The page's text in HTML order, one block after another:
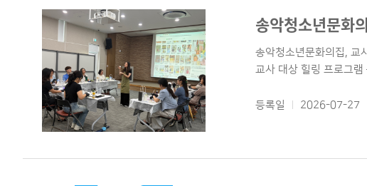
송악청소년문화
송악청소년문화의집, 교
교사 대상 힐링 프로그램
등록일 2026-07-27